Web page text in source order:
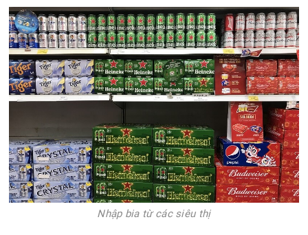
không ổn định vì nhiều khi siêu thị cũng sẽ bán hết hàng,
đặc biệt là trong các dịp lễ, Tết. Và đặc biệt liên hệ qua
quản lý siêu thị đôi khi sẽ gặp nhiều khó khăn.